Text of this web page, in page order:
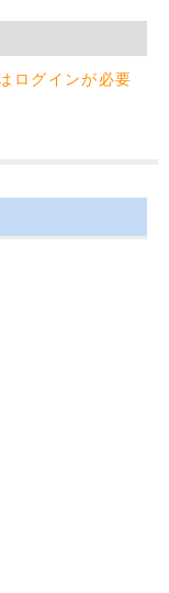
ログインが必要